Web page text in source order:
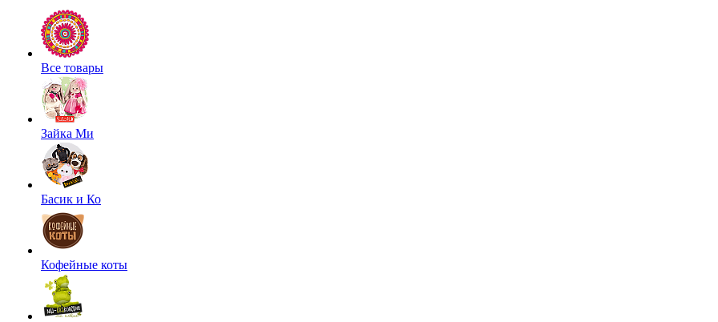
Все товары
Зайка Ми
Басик и Ко
Кофейные коты